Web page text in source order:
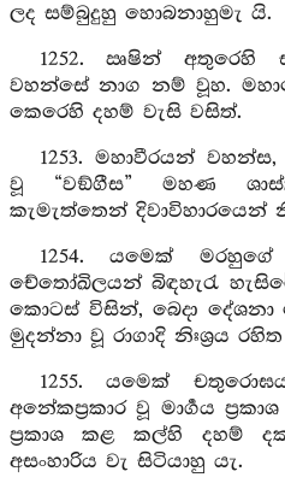
ලද සම්බුදුහු හොබනාහුමැ යි.
1252. ඍෂින් අතුරෙහි
වහන්සේ නාග නම් වූහ.
කෙරෙහි දහම් වැසි වසිත්.
1253. මහාවීරයන්
වූ “වඞ්ගීස” මහණ
කැමැත්තෙන් දිවාවිහාරයෙන්
1254. යමෙක් මරහුගේ
චේතෝඛිලයන් බිඳහැරැ
කොටස් විසින්, බෙදා
මුදන්නා වූ රාගාදි නිඃශ්‍රය
1255. යමෙක්
අනේකප්‍රකාර වූ මාර්‍ගය
ප්‍රකාශ කළ කල්හි දහම්
අසංහාරිය වැ සිටියාහු යැ.